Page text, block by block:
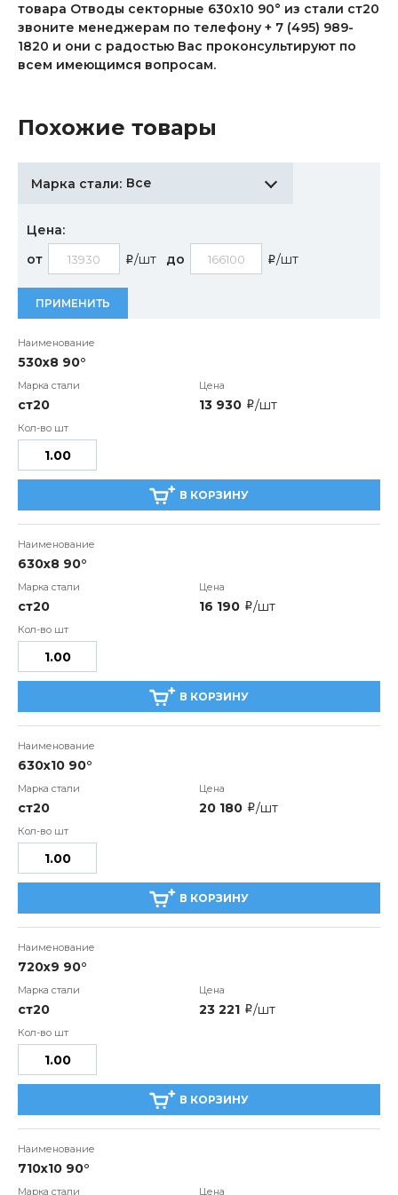
товара Отводы секторные 630х10 90° из стали ст20
звоните менеджерам по телефону + 7 (495) 989-
1820 и они с радостью Вас проконсультируют по
всем имеющимся вопросам.
Похожие товары
Марка стали: Все
Цена:
от
i/шт до i/шт
ПРИМЕНИТЬ
530х8 90°
ст20 13 930 i/шт
В КОРЗИНУ
630х8 90°
ст20 16 190 i/шт
В КОРЗИНУ
630х10 90°
ст20 20 180 i/шт
В КОРЗИНУ
720х9 90°
ст20 23 221 i/шт
В КОРЗИНУ
710х10 90°